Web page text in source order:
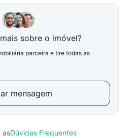
sobre o imóvel?
parceira e tire todas as
mensagem
asDúvidas Frequentes